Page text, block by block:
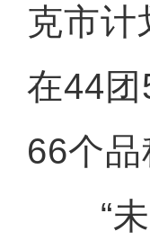
克市计
在44
66个品
“未